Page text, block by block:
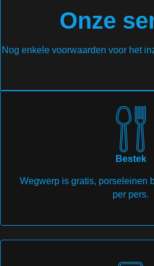
Onze
Nog enkele voorwaarden voor het
Bestek
Wegwerp is gratis, porseleinen
per pers.